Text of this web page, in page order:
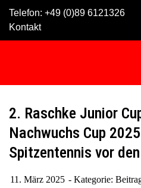
Telefon: +49 (0)89 6121326
Kontakt
2. Raschke Junior
Nachwuchs Cup
Spitzentennis vor
11. März 2025 Kategorie: